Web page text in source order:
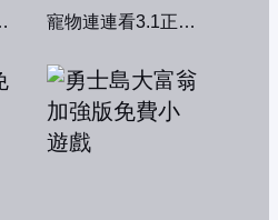
2004 寵物連連看3.1正式版